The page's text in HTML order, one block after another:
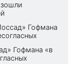
Гофмана
Гофмана «в